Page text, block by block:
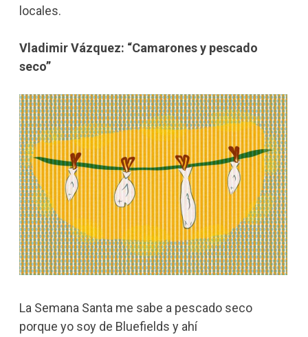
locales.
Vladimir Vázquez: “Camarones y pescado
seco”
La Semana Santa me sabe a pescado seco
porque yo soy de Bluefields y ahí